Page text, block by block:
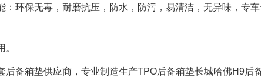
环保无毒，耐磨抗压，防水，防污，易清洁，无异味，专
备箱垫供应商，专业制造生产TPO后备箱垫长城哈佛H9后